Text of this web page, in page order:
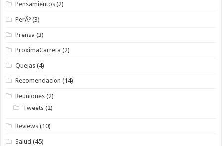
Pensamientos (2)
PerÃº (3)
Prensa (3)
ProximaCarrera (2)
Quejas (4)
Recomendacion (14)
Reuniones (2)
Tweets (2)
Reviews (10)
Salud (45)